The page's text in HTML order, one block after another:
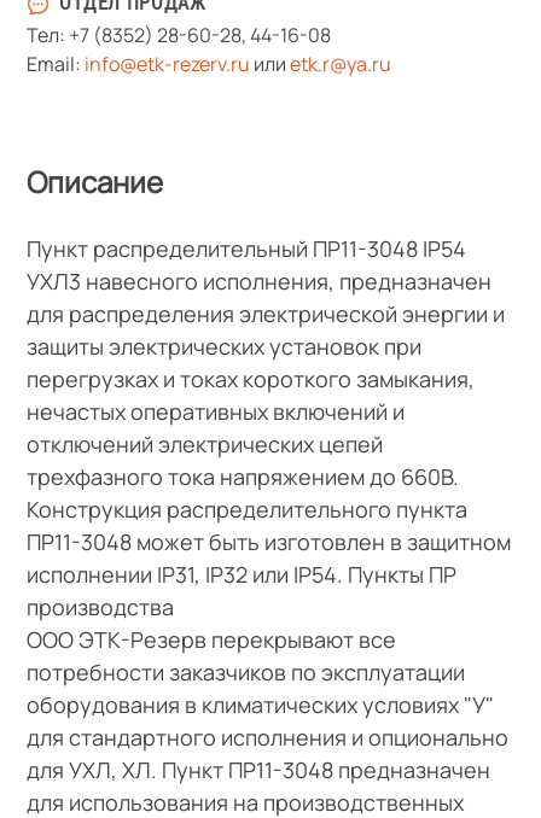
Тел: +7 (8352) 28-60-28,44-16-08
Email: info@etk-rezerv.ru илиetk.r@ya.ru
Описание
Пункт распределительный ПР11-3048 IP54
УХЛ3 навесного исполнения, предназначен
для распределения электрической энергии и
защиты электрических установок при
перегрузках и токах короткого замыкания,
нечастых оперативных включений и
отключений электрических цепей
трехфазного тока напряжением до 660В.
Конструкция распределительного пункта
ПР11-3048 может быть изготовлен в защитном
исполнении IP31, IP32 или IP54. Пункты ПР
производства
ООО ЭТК-Резерв перекрывают все
потребности заказчиков по эксплуатации
оборудования в климатических условиях "У"
для стандартного исполнения и опционально
для УХЛ, ХЛ. Пункт ПР11-3048 предназначен
для использования на производственных